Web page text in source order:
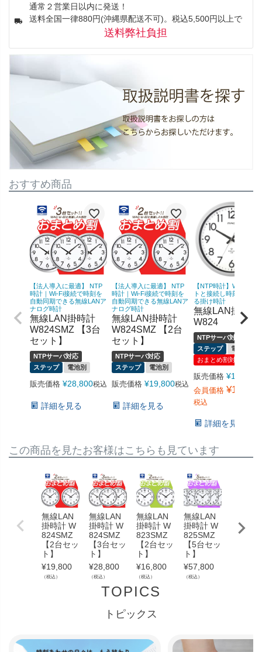
通常２営業日以内に発送！
送料全国一律880円(沖縄県配送不可)。税込5,500円以上で
送料弊社負担
おすすめ商品
【法人導入に最適】 NTP
時計｜Wi-Fi接続で時刻を
自動同期できる無線LANア
ナログ時計
無線LAN掛時計
W824SMZ 【3台
セット】
NTPサーバ対応
ステップ
電池別
販売価格 ¥28,800税込
詳細を見る
【法人導入に最適】 NTP
時計｜Wi-Fi接続で時刻を
自動同期できる無線LANア
ナログ時計
無線LAN掛時計
W824SMZ 【2台
セット】
NTPサーバ対応
ステップ
電池別
販売価格 ¥19,800税込
詳細を見る
【NTP時計】Wi-Fiでネ
トと接続し時刻を同期
る掛け時計
無線LAN掛時計
W824
NTPサーバ対応
ステップ
電池別
おまとめ割対象
販売価格 ¥15,400
会員価格 ¥10,780
税込
詳細を見る
この商品を見たお客様はこちらも見ています
無線LAN
掛時計 W
824SMZ
【2台セッ
ト】
¥19,800
（税込）
無線LAN
掛時計 W
824SMZ
【3台セッ
ト】
¥28,800
（税込）
無線LAN
掛時計 W
823SMZ
【2台セッ
ト】
¥16,800
（税込）
無線LAN
掛時計 W
825SMZ
【5台セッ
ト】
¥57,800
（税込）
掛時計
823SMZ
TOPICS
トピックス